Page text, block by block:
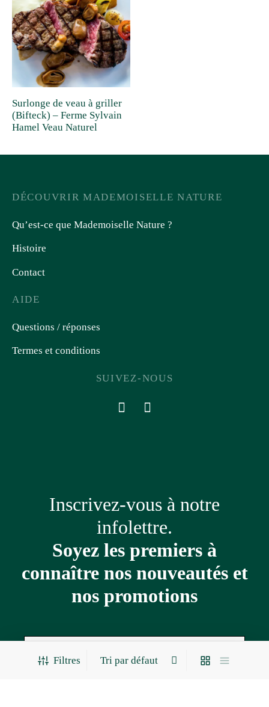
Filtres
Surlonge de veau à griller
(Bifteck) – Ferme Sylvain
Hamel Veau Naturel
DÉCOUVRIR MADEMOISELLE NATURE
Qu’est-ce que Mademoiselle Nature ?
Histoire
Contact
AIDE
Questions / réponses
Termes et conditions
SUIVEZ-NOUS
Inscrivez-vous à notre
infolettre.
Soyez les premiers à
connaître nos nouveautés et
nos promotions
Adresse
courriel